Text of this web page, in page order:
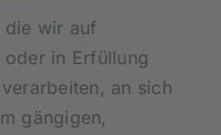
die wir auf
in Erfüllung
an sich
gängigen,